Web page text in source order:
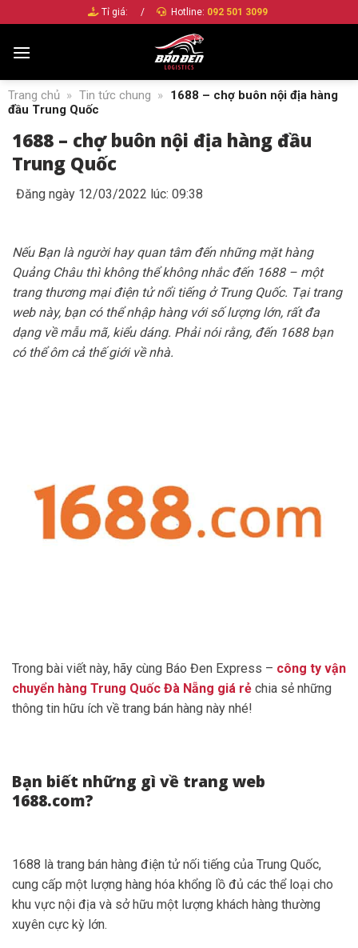
nội
Tỉ giá: / Hotline: 092 501 3099
Trang chủ » Tin tức chung »
1688 – chợ buôn nội địa hàng
đầu Trung Quốc
1688 – chợ buôn nội địa hàng đầu
Trung Quốc
Đăng ngày 12/03/2022 lúc: 09:38
Nếu Bạn là người hay quan tâm đến những mặt hàng
Quảng Châu thì không thể không nhắc đến 1688 – một
trang thương mại điện tử nổi tiếng ở Trung Quốc. Tại trang
web này, bạn có thể nhập hàng với số lượng lớn, rất đa
dạng về mẫu mã, kiểu dáng. Phải nói rằng, đến 1688 bạn
có thể ôm cả thế giới về nhà.
Trong bài viết này, hãy cùng Báo Đen Express – công ty vận
chuyển hàng Trung Quốc Đà Nẵng giá rẻ chia sẻ những
thông tin hữu ích về trang bán hàng này nhé!
Bạn biết những gì về trang web
1688.com?
1688 là trang bán hàng điện tử nối tiếng của Trung Quốc,
cung cấp một lượng hàng hóa khổng lồ đủ các thể loại cho
khu vực nội địa và sở hữu một lượng khách hàng thường
xuyên cực kỳ lớn.